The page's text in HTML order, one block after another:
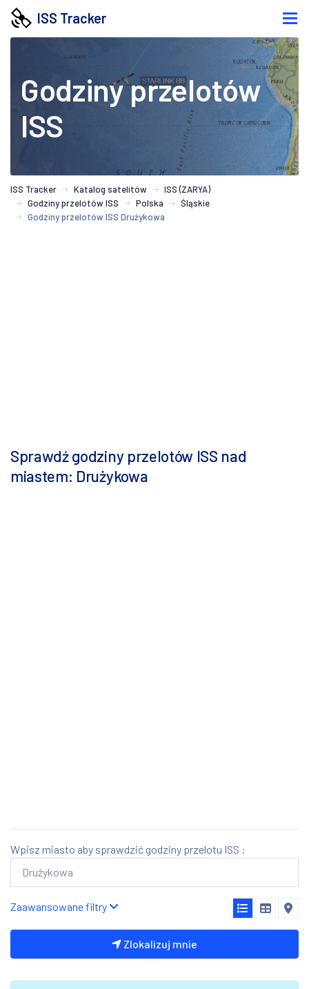
ISS Tracker
Godziny przelotów
ISS
ISS Tracker Katalog satelitów
ISS (ZARYA)
Godziny przelotów ISS
Polska
Śląskie
Godziny przelotów ISS Drużykowa
Sprawdź godziny przelotów ISS nad
miastem: Drużykowa
Wpisz miasto aby sprawdzić godziny przelotu ISS :
Zaawansowane filtry
Zlokalizuj mnie